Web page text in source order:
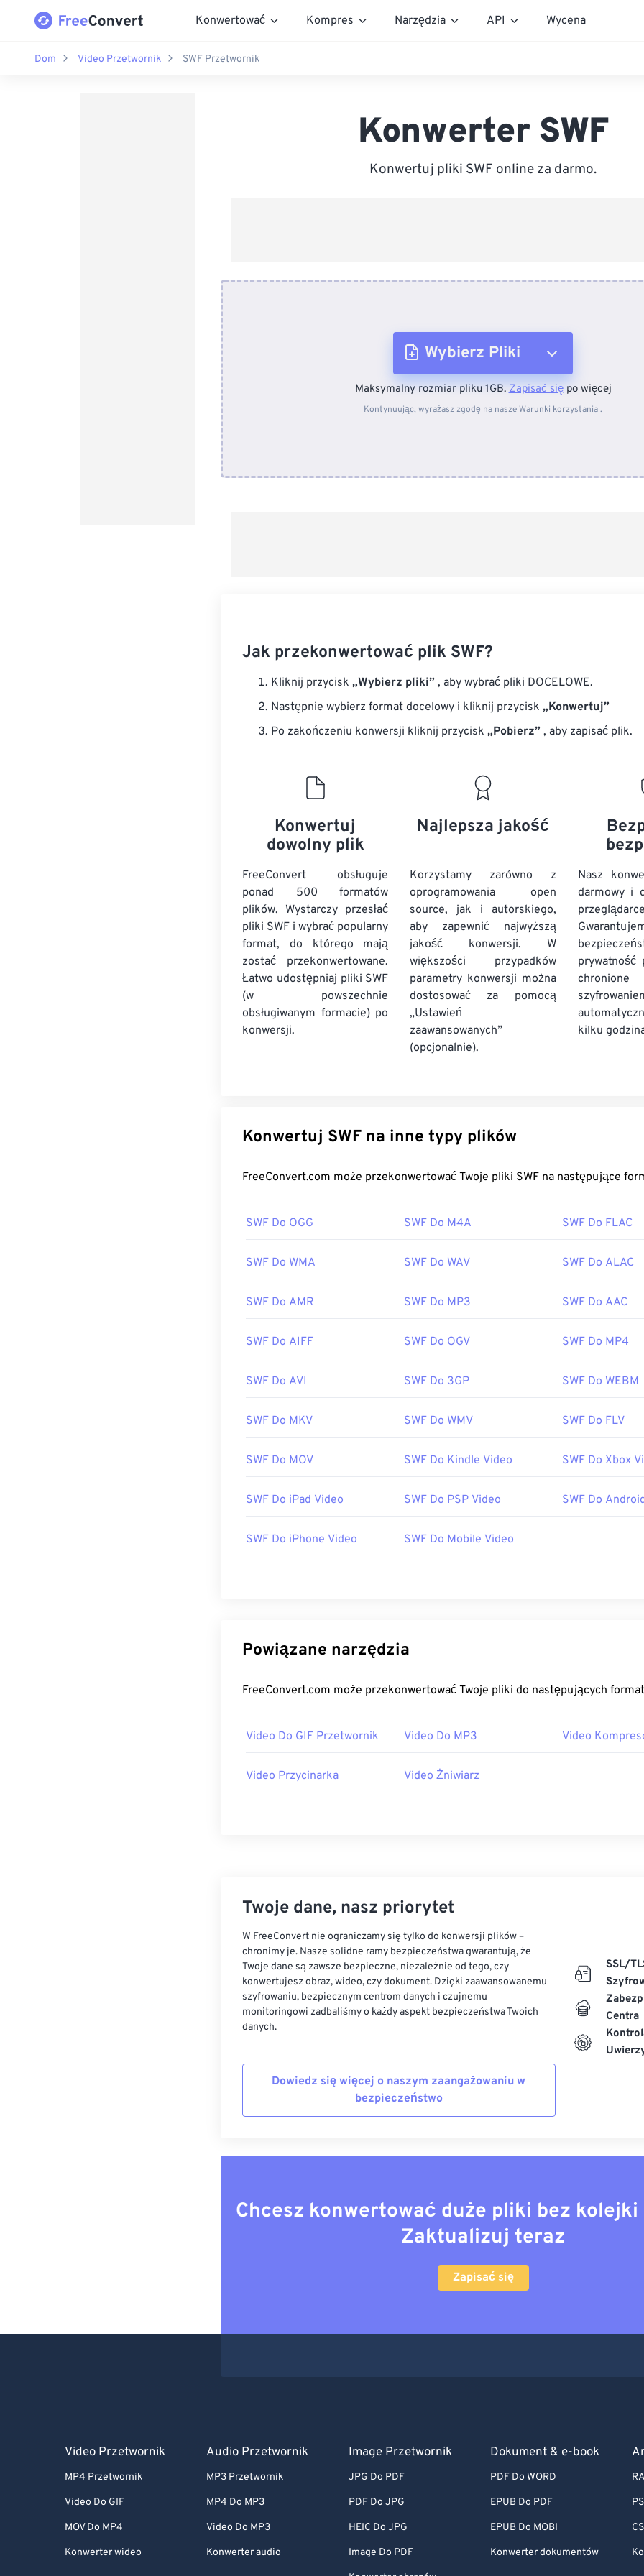
Konwertować Kompres Narzędzia API Wycena
Dom Video Przetwornik SWF Przetwornik
Konwerter SWF
Konwertuj pliki SWF online za darmo.
Wybierz Pliki
Z urządzenia
Maksymalny rozmiar pliku 1GB.Zapisać siępo więcej
Kontynuując, wyrażasz zgodę na naszeWarunki korzystania.
Jak przekonwertować plik SWF?
Kliknij przycisk „Wybierz pliki” , aby wybrać pliki DOCELOWE.
Następnie wybierz format docelowy i kliknij przycisk „Konwertuj”
Po zakończeniu konwersji kliknij przycisk „Pobierz” , aby zapisać plik.
Konwertuj
dowolny plik
FreeConvert obsługuje
ponad 500 formatów
plików. Wystarczy przesłać
pliki SWF i wybrać popularny
format, do którego mają
zostać przekonwertowane.
Łatwo udostępniaj pliki SWF
(w powszechnie
obsługiwanym formacie) po
konwersji.
Najlepsza jakość
Korzystamy zarówno z
oprogramowania open
source, jak i autorskiego,
aby zapewnić najwyższą
jakość konwersji. W
większości przypadków
parametry konwersji można
dostosować za pomocą
„Ustawień
zaawansowanych”
(opcjonalnie).
Nasz
darmowy i
chronione
kilku
Konwertuj SWF na inne typy plików
FreeConvert.com może przekonwertować Twoje pliki SWF na
SWF Do OGG SWF Do M4A SWF Do FLAC
SWF Do WMA SWF Do WAV SWF Do ALAC
SWF Do AMR SWF Do MP3 SWF Do AAC
SWF Do AIFF SWF Do OGV SWF Do MP4
SWF Do AVI SWF Do 3GP SWF Do WEBM
SWF Do MKV SWF Do WMV SWF Do FLV
SWF Do MOV SWF Do Kindle Video SWF Do Xbox
SWF Do iPad Video SWF Do PSP Video SWF Do
SWF Do iPhone Video SWF Do Mobile Video
Powiązane narzędzia
FreeConvert.com może przekonwertować Twoje pliki do następujących
Video Do GIF Przetwornik Video Do MP3 Video
Video Przycinarka Video Żniwiarz
Twoje dane, nasz priorytet
W FreeConvert nie ograniczamy się tylko do konwersji plików –
chronimy je. Nasze solidne ramy bezpieczeństwa gwarantują, że
Twoje dane są zawsze bezpieczne, niezależnie od tego, czy
konwertujesz obraz, wideo, czy dokument. Dzięki zaawansowanemu
szyfrowaniu, bezpiecznym centrom danych i czujnemu
monitoringowi zadbaliśmy o każdy aspekt bezpieczeństwa Twoich
danych.
Dowiedz się więcej o naszym zaangażowaniu w
bezpieczeństwo
SSL/
Centra
Chcesz konwertować duże pliki bez
Zaktualizuj teraz
Zapisać się
Video Przetwornik
MP4 Przetwornik
Video Do GIF
MOV Do MP4
Konwerter wideo
Audio Przetwornik
MP3 Przetwornik
MP4 Do MP3
Video Do MP3
Konwerter audio
Image Przetwornik
JPG Do PDF
PDF Do JPG
HEIC Do JPG
Image Do PDF
Dokument & e-book
PDF Do WORD
EPUB Do PDF
EPUB Do MOBI
Konwerter dokumentów